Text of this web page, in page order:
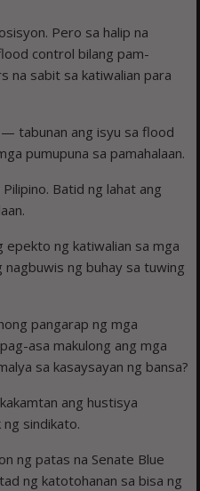
Pero sa halip na
control bilang pam-
na sabit sa katiwalian para
tabunan ang isyu sa flood
pumupuna sa pamahalaan.
Batid ng lahat ang
epekto ng katiwalian sa mga
nagbuwis ng buhay sa tuwing
pangarap ng mga
asa makulong ang mga
sa kasaysayan ng bansa?
ang hustisya
ng sindikato.
ng patas na Senate Blue
ng katotohanan sa bisa ng